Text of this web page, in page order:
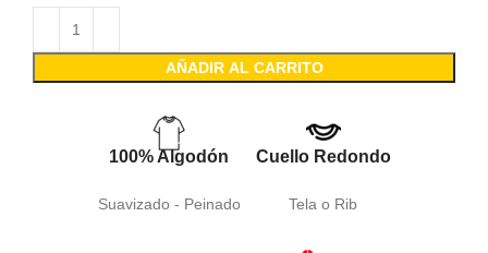
AÑADIR AL CARRITO
100% Algodón
Suavizado - Peinado
Cuello Redondo
Tela o Rib